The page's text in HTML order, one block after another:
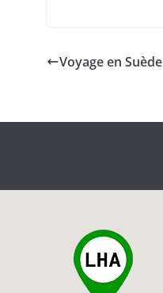
Voyage en Suède